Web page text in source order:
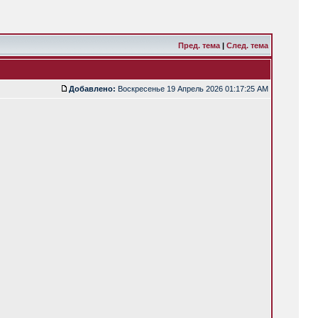
Пред. тема | След. тема
Добавлено: Воскресенье 19 Апрель 2026 01:17:25 AM